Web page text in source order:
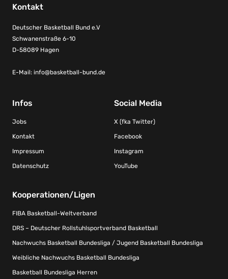
Kontakt
Deutscher Basketball Bund e.V
Schwanenstraße 6-10
D-58089 Hagen
E-Mail: info@basketball-bund.de
Infos
Jobs
Kontakt
Impressum
Datenschutz
Social Media
X (fka Twitter)
Facebook
Instagram
YouTube
Kooperationen/Ligen
FIBA Basketball-Weltverband
DRS – Deutscher Rollstuhlsportverband Basketball
Nachwuchs Basketball Bundesliga / Jugend Basketball Bundesliga
Weibliche Nachwuchs Basketball Bundesliga
Basketball Bundesliga Herren